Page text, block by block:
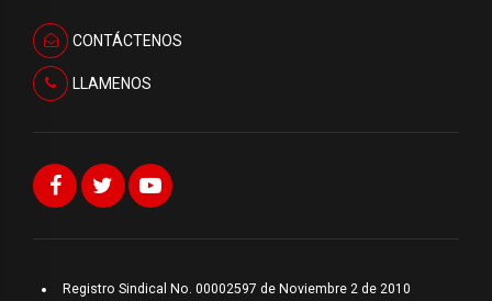
CONTÁCTENOS
LLAMENOS
Registro Sindical No. 00002597 de Noviembre 2 de 2010